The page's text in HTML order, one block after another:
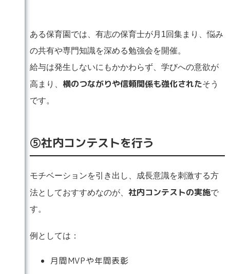
ある保育園では、有志の保育士が月1回集まり、悩み
の共有や専門知識を深める勉強会を開催。
給与は発生しないにもかかわらず、学びへの意欲が
高まり、 横のつながりや信頼関係も強化されたそう
です。
⑤社内コンテストを行う
モチベーションを引き出し、成長意識を刺激する方
法としておすすめなのが、 社内コンテストの実施で
す。
例としては：
月間MVPや年間表彰